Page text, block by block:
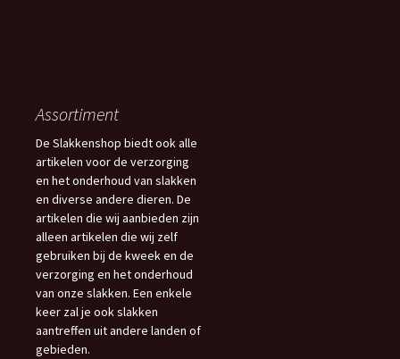
Assortiment
De Slakkenshop biedt ook alle
artikelen voor de verzorging
en het onderhoud van slakken
en diverse andere dieren. De
artikelen die wij aanbieden zijn
alleen artikelen die wij zelf
gebruiken bij de kweek en de
verzorging en het onderhoud
van onze slakken. Een enkele
keer zal je ook slakken
aantreffen uit andere landen of
gebieden.